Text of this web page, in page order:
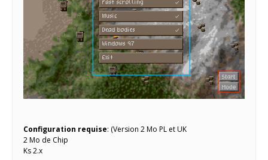
Configuration requise: (Version 2 Mo PL et UK
2 Mo de Chip
Ks 2.x